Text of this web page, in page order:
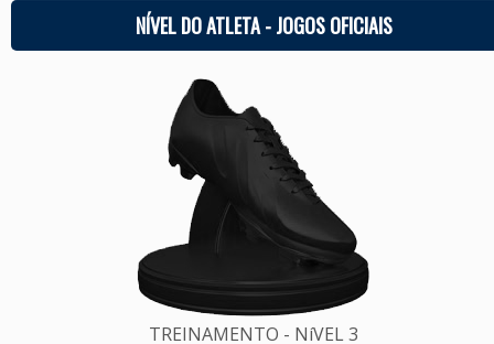
NÍVEL DO ATLETA - JOGOS OFICIAIS
TREINAMENTO - NíVEL 3